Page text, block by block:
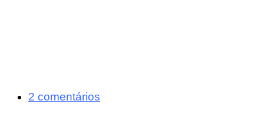
2 comentários